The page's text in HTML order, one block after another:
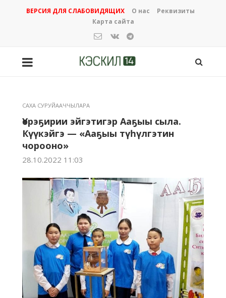
ВЕРСИЯ ДЛЯ СЛАБОВИДЯЩИХ О нас
Реквизиты
Карта сайта
САХА СУРУЙААЧЧЫЛАРА
Үөрэҕирии эйгэтигэр Ааҕыы сыла.
Күүкэйгэ — «Ааҕыы түһүлгэтин
чорооно»
28.10.2022 11:03